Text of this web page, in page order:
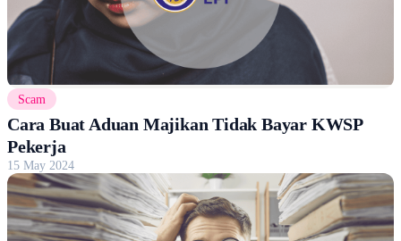
Scam
Cara Buat Aduan Majikan Tidak Bayar KWSP
Pekerja
15 May 2024